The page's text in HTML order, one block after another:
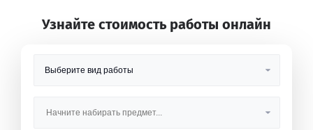
Узнайте стоимость работы онлайн